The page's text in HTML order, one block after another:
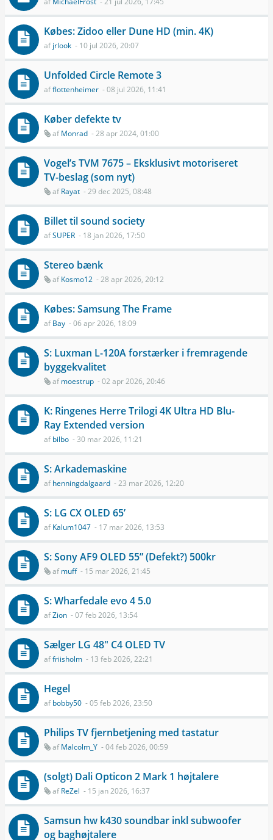
Købes: Zidoo eller Dune HD (min. 4K)
afjrlook - 10 jul 2026, 20:07
Unfolded Circle Remote 3
afflottenheimer - 08 jul 2026, 11:41
Køber defekte tv
afMonrad - 28 apr 2024, 01:00
Vogel’s TVM 7675 – Eksklusivt motoriseret
TV-beslag (som nyt)
afRayat - 29 dec 2025, 08:48
Billet til sound society
afSUPER - 18 jan 2026, 17:50
Stereo bænk
afKosmo12 - 28 apr 2026, 20:12
Købes: Samsung The Frame
afBay - 06 apr 2026, 18:09
S: Luxman L-120A forstærker i fremragende
byggekvalitet
afmoestrup - 02 apr 2026, 20:46
K: Ringenes Herre Trilogi 4K Ultra HD Blu-
Ray Extended version
afbilbo - 30 mar 2026, 11:21
S: Arkademaskine
afhenningdalgaard - 23 mar 2026, 12:20
S: LG CX OLED 65’
afKalum1047 - 17 mar 2026, 13:53
S: Sony AF9 OLED 55” (Defekt?) 500kr
afmuff- 15 mar 2026, 21:45
S: Wharfedale evo 4 5.0
afZion - 07 feb 2026, 13:54
Sælger LG 48" C4 OLED TV
affriisholm - 13 feb 2026, 22:21
Hegel
afbobby50 - 05 feb 2026, 23:50
Philips TV fjernbetjening med tastatur
afMalcolm_Y - 04 feb 2026, 00:59
(solgt) Dali Opticon 2 Mark 1 højtalere
afReZel - 15 jan 2026, 16:37
Samsun hw k430 soundbar inkl subwoofer
og baghøjtalere